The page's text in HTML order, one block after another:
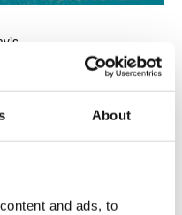
About
and ads, to